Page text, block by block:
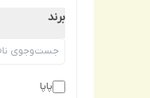
برند
پاپا